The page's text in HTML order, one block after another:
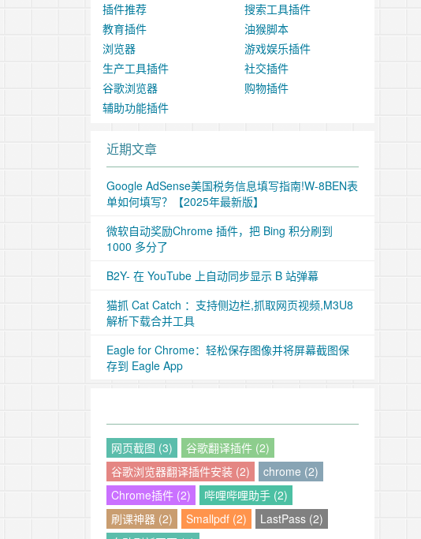
插件推荐
搜索工具插件
教育插件
油猴脚本
浏览器
游戏娱乐插件
生产工具插件
社交插件
谷歌浏览器
购物插件
辅助功能插件
近期文章
Google AdSense美国税务信息填写指南!W-8BEN表
单如何填写？【2025年最新版】
微软自动奖励Chrome 插件，把 Bing 积分刷到
1000 多分了
B2Y- 在 YouTube 上自动同步显示 B 站弹幕
猫抓 Cat Catch ：支持侧边栏,抓取网页视频,M3U8
解析下载合并工具
Eagle for Chrome：轻松保存图像并将屏幕截图保
存到 Eagle App
网页截图 (3)
谷歌翻译插件 (2)
谷歌浏览器翻译插件安装 (2)
chrome (2)
Chrome插件 (2)
哔哩哔哩助手 (2)
刷课神器 (2)
Smallpdf (2)
LastPass (2)